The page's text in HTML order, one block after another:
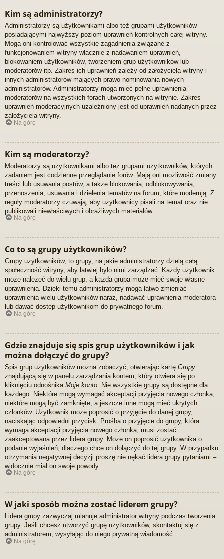
Kim są administratorzy?
Administratorzy są użytkownikami albo też grupami użytkowników
posiadającymi najwyższy poziom uprawnień kontrolnych całej witryny.
Mogą oni kontrolować wszystkie zagadnienia związane z
funkcjonowaniem witryny włącznie z nadawaniem uprawnień,
blokowaniem użytkowników, tworzeniem grup użytkowników lub
moderatorów itp. Zakres ich uprawnień zależy od założyciela witryny i
innych administratorów mających prawo nominowania nowych
administratorów. Administratorzy mogą mieć pełne uprawnienia
moderatorów na wszystkich forach utworzonych na witrynie. Zakres
uprawnień moderacyjnych uzależniony jest od uprawnień nadanych przez
założyciela witryny.
Na górę
Kim są moderatorzy?
Moderatorzy są użytkownikami albo też grupami użytkowników, których
zadaniem jest codzienne przeglądanie forów. Mają oni możliwość zmiany
treści lub usuwania postów, a także blokowania, odblokowywania,
przenoszenia, usuwania i dzielenia tematów na forum, które moderują. Z
reguły moderatorzy czuwają, aby użytkownicy pisali na temat oraz nie
publikowali niewłaściwych i obraźliwych materiałów.
Na górę
Co to są grupy użytkowników?
Grupy użytkowników, to grupy, na jakie administratorzy dzielą całą
społeczność witryny, aby łatwiej było nimi zarządzać. Każdy użytkownik
może należeć do wielu grup, a każda grupa może mieć swoje własne
uprawnienia. Dzięki temu administratorzy mogą łatwo zmieniać
uprawnienia wielu użytkowników naraz, nadawać uprawnienia moderatora
lub dawać dostęp użytkownikom do prywatnego forum.
Na górę
Gdzie znajduje się spis grup użytkowników i jak
można dołączyć do grupy?
Spis grup użytkowników można zobaczyć, otwierając kartę Grupy
znajdującą się w panelu zarządzania kontem, który otwiera się po
kliknięciu odnośnika Moje konto . Nie wszystkie grupy są dostępne dla
każdego. Niektóre mogą wymagać akceptacji przyjęcia nowego członka,
niektóre mogą być zamknięte, a jeszcze inne mogą mieć ukrytych
członków. Użytkownik może poprosić o przyjęcie do danej grupy,
naciskając odpowiedni przycisk. Prośba o przyjęcie do grupy, która
wymaga akceptacji przyjęcia nowego członka, musi zostać
zaakceptowana przez lidera grupy. Może on poprosić użytkownika o
podanie wyjaśnień, dlaczego chce on dołączyć do tej grupy. W przypadku
otrzymania negatywnej decyzji proszę nie nękać lidera grupy pytaniami –
widocznie miał on swoje powody.
Na górę
W jaki sposób można zostać liderem grupy?
Lidera grupy zazwyczaj mianuje administrator witryny podczas tworzenia
grupy. Jeśli chcesz utworzyć grupę użytkowników, skontaktuj się z
administratorem, wysyłając do niego prywatną wiadomość.
Na górę